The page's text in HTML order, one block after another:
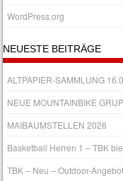
WordPress.org
NEUESTE BEITRÄGE
ALTPAPIER-SAMMLUNG
NEUE MOUNTAINBIKE
MAIBAUMSTELLEN 2026
Basketball Herren 1 – TBK
TBK – Neu – Outdoor-Angebot